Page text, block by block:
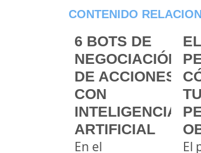
CONTENIDO
6 BOTS DE
NEGOCIACIÓN
DE ACCIONES
CON
INTELIGENCIA
ARTIFICIAL
En el
El